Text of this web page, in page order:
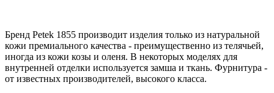
Бренд Petek 1855 производит изделия только из натуральной
кожи премиального качества - преимущественно из телячьей,
иногда из кожи козы и оленя. В некоторых моделях для
внутренней отделки используется замша и ткань. Фурнитура -
от известных производителей, высокого класса.